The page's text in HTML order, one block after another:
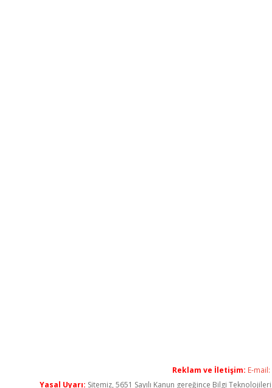
Reklam ve İletişim: E-mail:
Yasal Uyarı: Sitemiz, 5651 Sayılı Kanun gereğince Bilgi